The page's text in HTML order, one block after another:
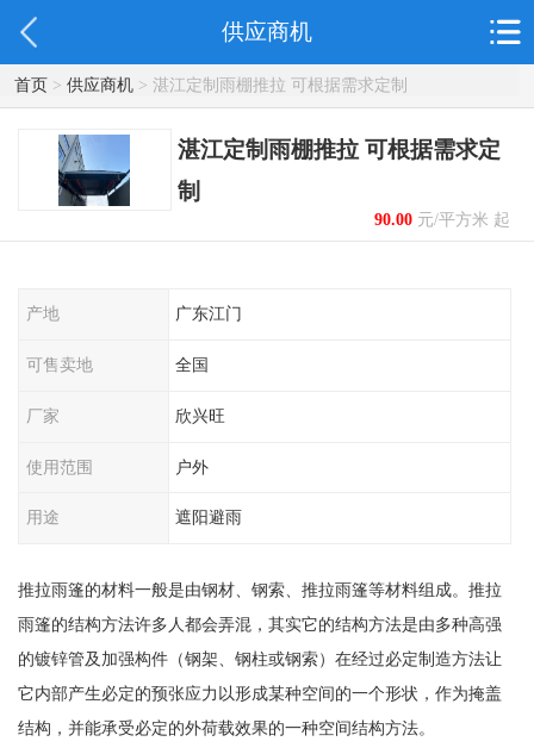
供应商机
首页> 供应商机> 湛江定制雨棚推拉 可根据需求定制
湛江定制雨棚推拉 可根据需求定
制
90.00元/平方米 起
产地 广东江门
可售卖地 全国
厂家 欣兴旺
使用范围 户外
用途 遮阳避雨
推拉雨篷的材料一般是由钢材、钢索、推拉雨篷等材料组成。推拉
雨篷的结构方法许多人都会弄混，其实它的结构方法是由多种高强
的镀锌管及加强构件（钢架、钢柱或钢索）在经过必定制造方法让
它内部产生必定的预张应力以形成某种空间的一个形状，作为掩盖
结构，并能承受必定的外荷载效果的一种空间结构方法。